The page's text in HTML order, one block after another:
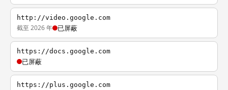
http://video.google.com
截至 2026 年 已屏蔽
https://docs.google.com
已屏蔽
https://plus.google.com